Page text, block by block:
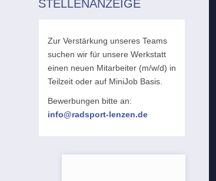
STELLENANZEIGE
Zur Verstärkung unseres Teams
suchen wir für unsere Werkstatt
einen neuen Mitarbeiter (m/w/d) in
Teilzeit oder auf MiniJob Basis.
Bewerbungen bitte an:
info@radsport-lenzen.de